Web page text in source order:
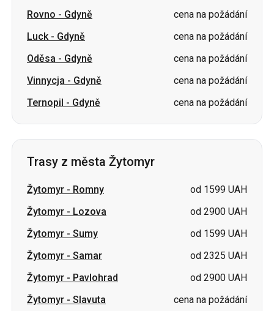
Rovno - Gdyně
cena na požádání
Luck- Gdyně
cena na požádání
Oděsa - Gdyně
cena na požádání
Vinnycja - Gdyně
cena na požádání
Ternopil - Gdyně cena na požádání
Trasy z města Žytomyr
Žytomyr - Romny
od 1599 UAH
Žytomyr - Lozova
od 2900 UAH
Žytomyr - Sumy
od 1599 UAH
Žytomyr - Samar
od 2325 UAH
Žytomyr - Pavlohrad
od 2900 UAH
Žytomyr - Slavuta
cena na požádání